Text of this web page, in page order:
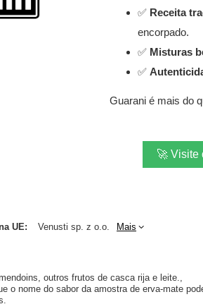
✅ Receita
encorpado.
✅ Misturas
✅
Guarani é mais do
🚀 Visite
UE Venusti sp. z o.o. Mais
outros frutos de casca rija e leite.
o nome do sabor da amostra de erva-mate